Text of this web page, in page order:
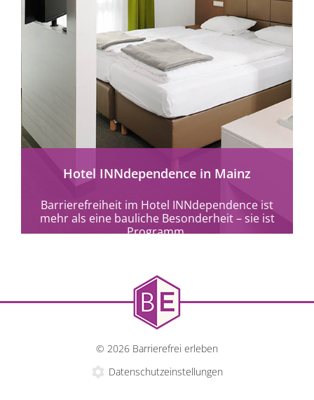
mehr erfahren
Hotel INNdependence in Mainz
Barrierefreiheit im Hotel INNdependence ist
mehr als eine bauliche Besonderheit – sie ist
Programm.
© 2026 Barrierefrei erleben
Datenschutzeinstellungen